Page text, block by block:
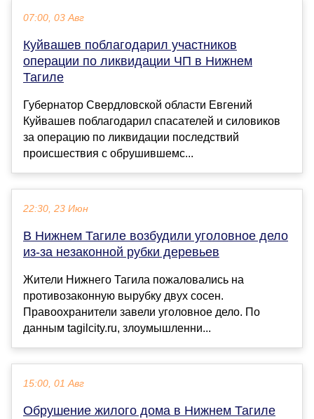
07:00, 03 Авг
Куйвашев поблагодарил участников
операции по ликвидации ЧП в Нижнем
Тагиле
Губернатор Свердловской области Евгений
Куйвашев поблагодарил спасателей и силовиков
за операцию по ликвидации последствий
происшествия с обрушившемс...
22:30, 23 Июн
В Нижнем Тагиле возбудили уголовное дело
из-за незаконной рубки деревьев
Жители Нижнего Тагила пожаловались на
противозаконную вырубку двух сосен.
Правоохранители завели уголовное дело. По
данным tagilcity.ru, злоумышленни...
15:00, 01 Авг
Обрушение жилого дома в Нижнем Тагиле